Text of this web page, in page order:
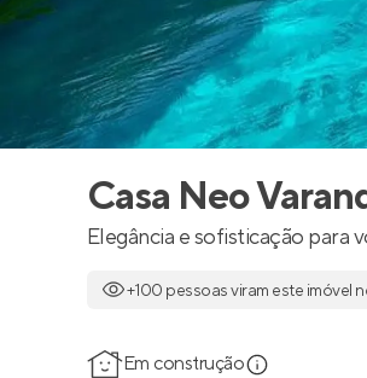
Casa Neo
Elegância e sofisticação para
+100 pessoas viram este imóvel
Em construção